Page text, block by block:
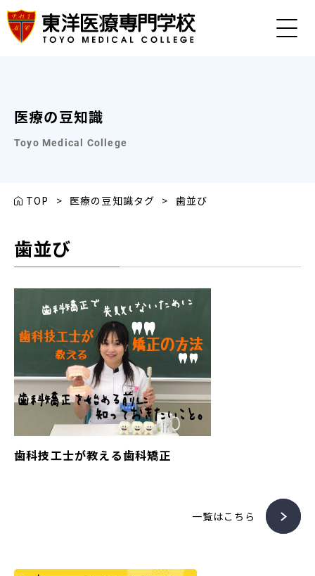
医療の豆知識
Toyo Medical College
TOP > 医療の豆知識タグ > 歯並び
歯並び
歯科技工士が教える歯科矯正
一覧はこちら